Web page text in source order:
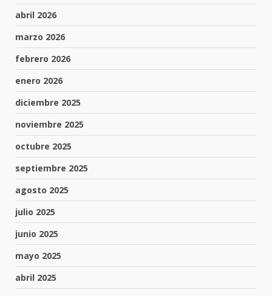
abril 2026
marzo 2026
febrero 2026
enero 2026
diciembre 2025
noviembre 2025
octubre 2025
septiembre 2025
agosto 2025
julio 2025
junio 2025
mayo 2025
abril 2025